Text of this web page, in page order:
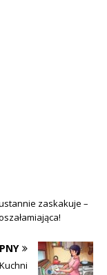
zaskakuje –